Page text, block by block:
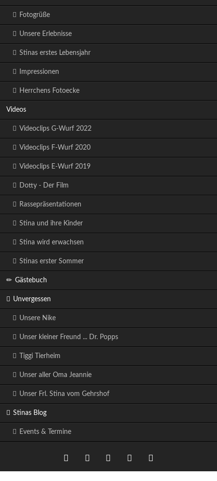
Fotogrüße
Unsere Erlebnisse
Stinas erstes Lebensjahr
Impressionen
Herrchens Fotoecke
Videos
Videoclips G-Wurf 2022
Videoclips F-Wurf 2020
Videoclips E-Wurf 2019
Dotty - Der Film
Rassepräsentationen
Stina und ihre Kinder
Stina wird erwachsen
Stinas erster Sommer
Gästebuch
Unvergessen
Unsere Nike
Unser kleiner Freund ... Dr. Popps
Tiggi Tierheim
Unser aller Oma Jeannie
Unser Frl. Stina vom Gehrshof
Stinas Blog
Events & Termine